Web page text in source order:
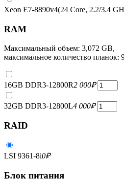
Xeon E7-8890v4(24 Core, 2.2/3.4
RAM
Максимальный объем: 3,072 GB,
максимальное количество планок:
16GB DDR3-12800R2 000₽
32GB DDR3-12800L4 000₽
RAID
LSI 9361-8i0₽
Блок питания